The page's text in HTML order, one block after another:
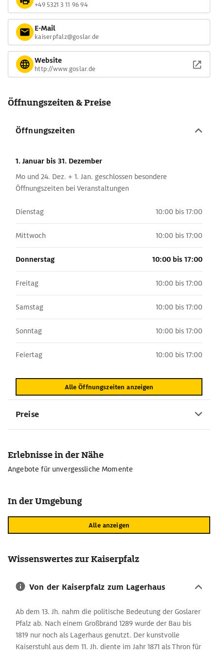
Vorkommen erschöpft, doch Museum und Besucherbergwerk
sind mit dem Reiseführer einen Abstecher wert. Auf rund
22.000 m² Fläche erfahren Urlaubsgäste alles über die
Geschichte des Bergbaus. Besonders eindrucksvoll ist der
Abstieg in den Rathstiefste-Stollen, der sich über eine Länge
von 1.000 m erstreckt.
+49 5321 3 11 96 94
E-Mail
kaiserpfalz@goslar.de
Website
http://www.goslar.de
Öffnungszeiten & Preise
Öffnungszeiten
1. Januar bis 31. Dezember
Mo und 24. Dez. + 1. Jan. geschlossen besondere
Öffnungszeiten bei Veranstaltungen
Dienstag 10:00 bis 17:00
Mittwoch 10:00 bis 17:00
Donnerstag 10:00 bis 17:00
Freitag 10:00 bis 17:00
Samstag 10:00 bis 17:00
Sonntag 10:00 bis 17:00
Feiertag 10:00 bis 17:00
Alle Öffnungszeiten anzeigen
Preise
Erlebnisse in der Nähe
Angebote für unvergessliche Momente
In der Umgebung
Alle anzeigen
Wissenswertes zur Kaiserpfalz
Von der Kaiserpfalz zum Lagerhaus
Ab dem 13. Jh. nahm die politische Bedeutung der Goslarer
Pfalz ab. Nach einem Großbrand 1289 wurde der Bau bis
1819 nur noch als Lagerhaus genutzt. Der kunstvolle
Kaiserstuhl aus dem 11. Jh. diente im Jahr 1871 als Thron für